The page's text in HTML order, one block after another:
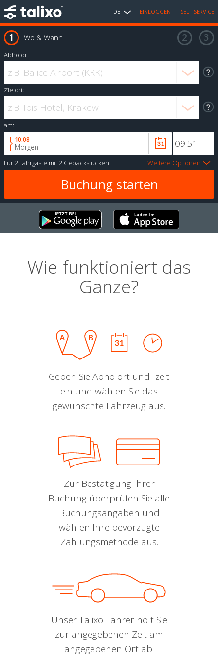
DE EINLOGGEN SELF SERVICE
Wo & Wann
Abholort:
Zielort:
am:
10.08
Morgen
Für2 Fahrgäste mit2 Gepäckstücken Weitere Optionen
Wie funktioniert das
Ganze?
Geben Sie Abholort und -zeit
ein und wählen Sie das
gewünschte Fahrzeug aus.
Zur Bestätigung Ihrer
Buchung überprüfen Sie alle
Buchungsangaben und
wählen Ihre bevorzugte
Zahlungsmethode aus.
Unser Talixo Fahrer holt Sie
zur angegebenen Zeit am
angegebenen Ort ab.